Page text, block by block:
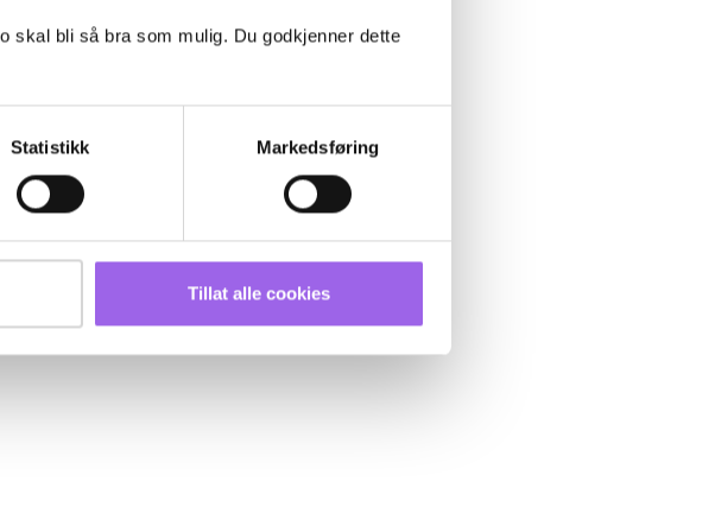
skal bli så bra som mulig. Du godkjenner dette
Statistikk Markedsføring
Tillat alle cookies